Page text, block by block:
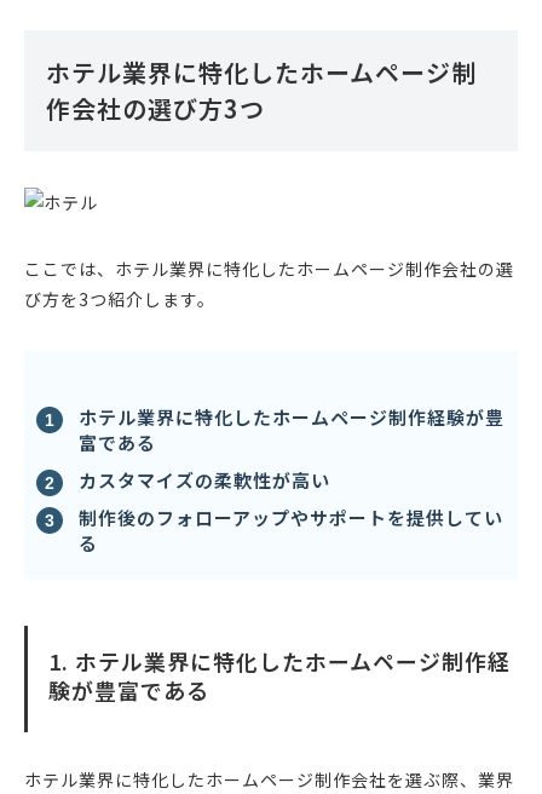
ホテル業界に特化したホームページ制
作会社の選び方3つ
ここでは、ホテル業界に特化したホームページ制作会社の選
び方を3つ紹介します。
ホテル業界に特化したホームページ制作経験が豊
富である
カスタマイズの柔軟性が高い
制作後のフォローアップやサポートを提供してい
る
1. ホテル業界に特化したホームページ制作経
験が豊富である
ホテル業界に特化したホームページ制作会社を選ぶ際、業界